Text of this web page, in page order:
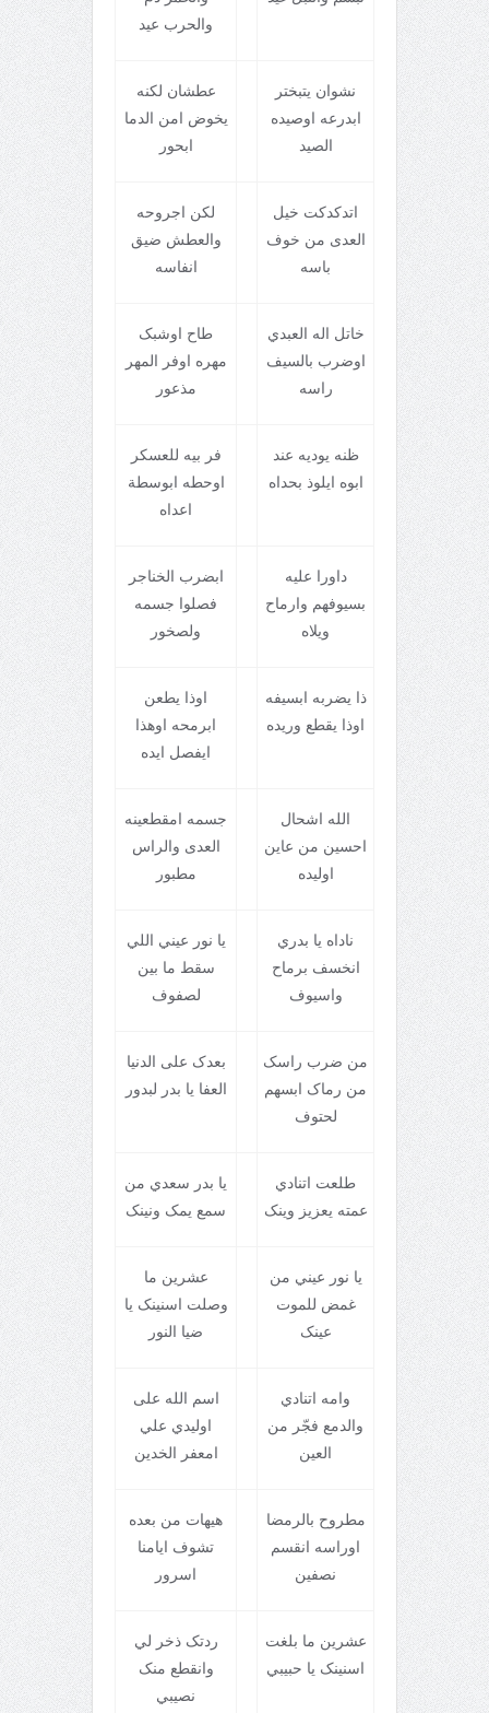
والحرب عيد
نشوان يتبختر
ابدرعه اوصيده
الصيد
عطشان لکنه
يخوض امن الدما
ابحور
اتدکدکت خيل
العدى من خوف
باسه
لکن اجروحه
والعطش ضيق
انفاسه
خاتل اله العبدي
اوضرب بالسيف
راسه
طاح اوشبک
مهره اوفر المهر
مذعور
ظنه يوديه عند
ابوه ايلوذ بحداه
فر بيه للعسکر
اوحطه ابوسطة
اعداه
داورا عليه
بسيوفهم وارماح
ويلاه
ابضرب الخناجر
فصلوا جسمه
ولصخور
ذا يضربه ابسيفه
اوذا يقطع وريده
اوذا يطعن
ابرمحه اوهذا
ايفصل ايده
الله اشحال
احسين من عاين
اوليده
جسمه امقطعينه
العدی والراس
مطبور
ناداه يا بدري
انخسف برماح
واسيوف
يا نور عيني اللي
سقط ما بين
لصفوف
من ضرب راسک
من رماک ابسهم
لحتوف
بعدک علی الدنيا
العفا يا بدر لبدور
طلعت اتنادي
عمته يعزيز وينک
يا بدر سعدي من
سمع يمک ونينک
يا نور عيني من
غمض للموت
عينک
عشرين ما
وصلت اسنينک يا
ضيا النور
وامه اتنادي
والدمع فجّر من
العين
اسم الله علی
اوليدي علي
امعفر الخدين
مطروح بالرمضا
اوراسه انقسم
نصفين
هيهات من بعده
تشوف ايامنا
اسرور
عشرين ما بلغت
اسنينک يا حبيبي
ردتک ذخر لي
وانقطع منک
نصيبي